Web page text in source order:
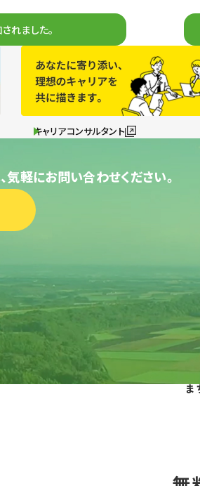
れました。
キャリアコンサルタント
軽にお問い合わせください。